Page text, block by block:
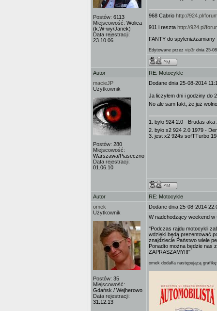
Postów: 6113
Miejscowość: Wolica
(k.W-wy/Janek)
Data rejestracji:
23.10.06
968 Cabrio http://924.pl/
911 i reszta http://924.pl/
FANTY do spylenia/
Edytowane przez vip3r dnia 25-
Autor
RE: Motocykle
macieJP
Użytkownik
Postów: 280
Miejscowość:
Warszawa/Piaseczno
Data rejestracji:
01.06.10
Dodane dnia 25-08-2014
Ja liczyłem dni i godziny do
No ale sam fakt, że już
1. było 924 2.0 - Brudas
2. było x2 924 2.0 1979 -
3. jest x2 924s sofTTurbo
Autor
RE: Motocykle
omek
Użytkownik
Postów: 35
Miejscowość:
Gdańsk / Wejherowo
Data rejestracji:
31.12.13
Dodane dnia 25-08-2014
W nadchodzący weekend
"Podczas rajdu motocykli
wdzięki będą prezentować
znajdziecie Państwo wiele
Ponadto można będzie nas
ZAPRASZAMY!!!"
omek dodał/a następującą